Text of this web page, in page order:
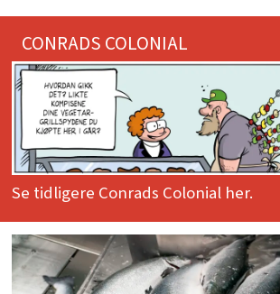
CONRADS COLONIAL
Se tidligere Conrads Colonial her.